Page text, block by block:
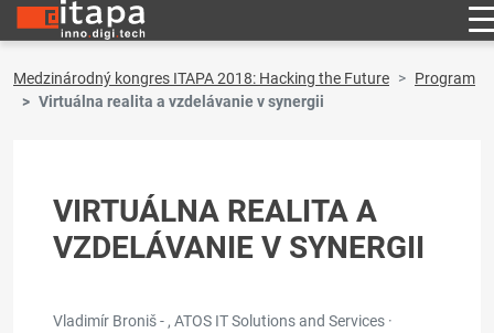
Medzinárodný kongres ITAPA 2018: Hacking the Future
Program
Virtuálna realita a vzdelávanie v synergii
VIRTUÁLNA REALITA A
VZDELÁVANIE V SYNERGII
Vladimír Broniš - , ATOS IT Solutions and Services ·